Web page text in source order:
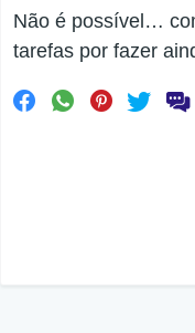
Não é possível…
tarefas por fazer